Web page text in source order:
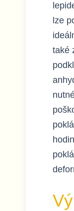
lze
také